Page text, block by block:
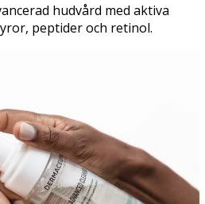
hudvård med aktiva
peptider och retinol.